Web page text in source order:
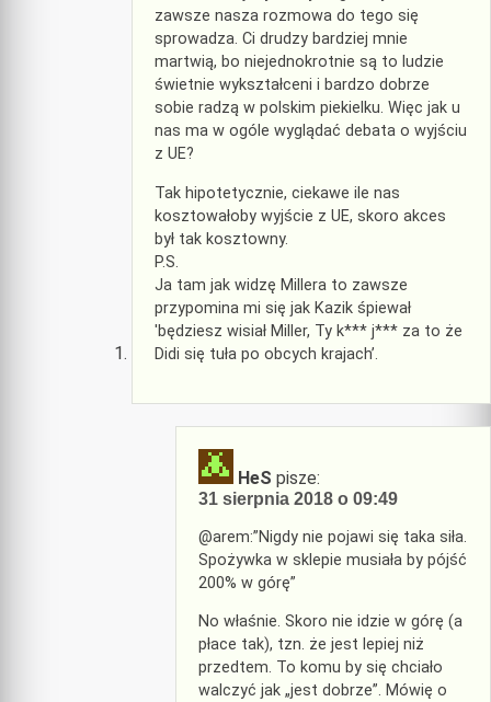
zawsze nasza rozmowa do tego się
sprowadza. Ci drudzy bardziej mnie
martwią, bo niejednokrotnie są to ludzie
świetnie wykształceni i bardzo dobrze
sobie radzą w polskim piekielku. Więc jak u
nas ma w ogóle wyglądać debata o wyjściu
z UE?
Tak hipotetycznie, ciekawe ile nas
kosztowałoby wyjście z UE, skoro akces
był tak kosztowny.
P.S.
Ja tam jak widzę Millera to zawsze
przypomina mi się jak Kazik śpiewał
'będziesz wisiał Miller, Ty k*** j*** za to że
Didi się tuła po obcych krajach’.
HeS pisze:
31 sierpnia 2018 o 09:49
@arem:”Nigdy nie pojawi się taka siła.
Spożywka w sklepie musiała by pójść
200% w górę”
No właśnie. Skoro nie idzie w górę (a
płace tak), tzn. że jest lepiej niż
przedtem. To komu by się chciało
walczyć jak „jest dobrze”. Mówię o